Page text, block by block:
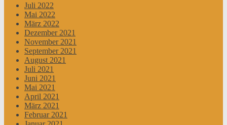
Juli 2022
Mai 2022
März 2022
Dezember 2021
November 2021
September 2021
August 2021
Juli 2021
Juni 2021
Mai 2021
April 2021
März 2021
Februar 2021